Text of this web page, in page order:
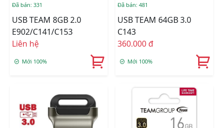
Đã bán: 331
USB TEAM 8GB 2.0
E902/C141/C153
Liên hệ
Mới 100%
Đã bán: 481
USB TEAM 64GB 3.0
C143
360.000 đ
Mới 100%